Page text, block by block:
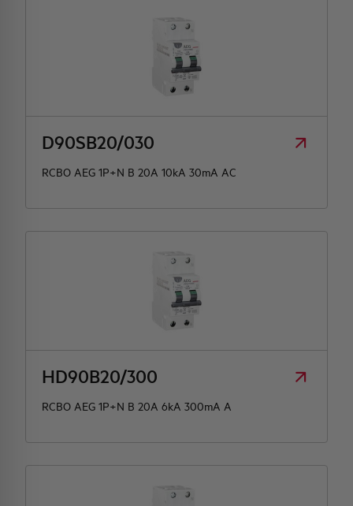
D90SB20/030
RCBO AEG 1P+N B 20A 10kA 30mA AC
HD90B20/300
RCBO AEG 1P+N B 20A 6kA 300mA A